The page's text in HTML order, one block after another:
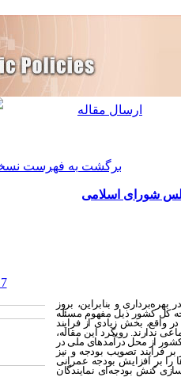
برگشت به فهرست
شورای اسلامی
و بنابراین، بروز
کل کشور ذیل مفهوم مسئله
واقع، بخش زیادی از فرایند
ندارند. رویکرد این مقاله،
نمایندگان دوره نهم و دهم مجلس شورای اسلامی (1391-1398) بر افزایش بودجه عمرانی 31 استان کشور از محل درآمدهای ملی در
مؤثر بر فرایند تصویب بودجه و نیز
را بر افزایش بودجه عمرانی
کنش بودجه‌ای نمایندگان